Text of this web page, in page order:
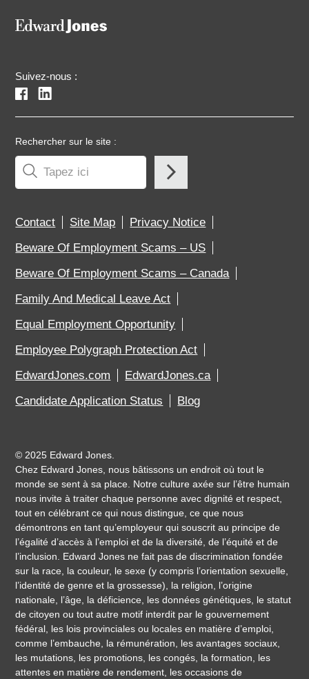
Suivez-nous :
Rechercher sur le site :
Contact Site Map
Privacy Notice
Beware Of Employment Scams – US
Beware Of Employment Scams – Canada
Family And Medical Leave Act
Equal Employment Opportunity
Employee Polygraph Protection Act
EdwardJones.com
EdwardJones.ca
Candidate Application Status
Blog
© 2025 Edward Jones.
Chez Edward Jones, nous bâtissons un endroit où tout le
monde se sent à sa place. Notre culture axée sur l’être humain
nous invite à traiter chaque personne avec dignité et respect,
tout en célébrant ce qui nous distingue, ce que nous
démontrons en tant qu’employeur qui souscrit au principe de
l’égalité d’accès à l’emploi et de la diversité, de l’équité et de
l’inclusion. Edward Jones ne fait pas de discrimination fondée
sur la race, la couleur, le sexe (y compris l’orientation sexuelle,
l’identité de genre et la grossesse), la religion, l’origine
nationale, l’âge, la déficience, les données génétiques, le statut
de citoyen ou tout autre motif interdit par le gouvernement
fédéral, les lois provinciales ou locales en matière d’emploi,
comme l’embauche, la rémunération, les avantages sociaux,
les mutations, les promotions, les congés, la formation, les
attentes en matière de rendement, les occasions de